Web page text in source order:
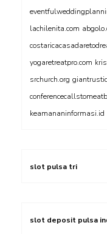
lachilenita.com
yogaretreatpro.com
srchurch.org
keamananinformasi.id
slot pulsa tri
slot deposit pulsa